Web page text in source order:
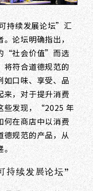
持续发展论坛”汇
论坛明确指出，
“社会价值”而选
将符合道德规范的
如口味、享受、品
来，对于提升消费
些发现，“2025 年
在商店中以消费
德规范的产品，从
持续发展论坛”